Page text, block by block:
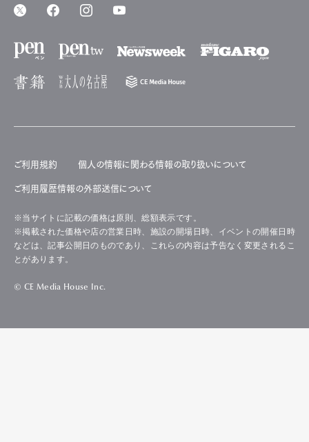
ご利用規約 個人の情報に関わる情報の取り扱いについて
ご利用履歴情報の外部送信について
※当サイトに記載の価格は原則、総額表示です。
※掲載された価格や店の営業日時、施設の開場日時、イベントの開催日時
などは、記事公開日のものであり、これらの内容は予告なく変更されるこ
とがあります。
© CE Media House Inc.